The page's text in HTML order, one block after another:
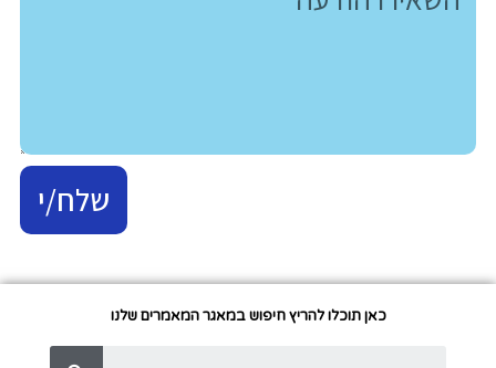
שלח/י
כאן תוכלו להריץ חיפוש במאגר המאמרים שלנו